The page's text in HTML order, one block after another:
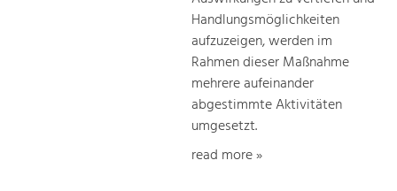
Handlungsmöglichkeiten
aufzuzeigen, werden im
Rahmen dieser Maßnahme
mehrere aufeinander
abgestimmte Aktivitäten
umgesetzt.
read more »